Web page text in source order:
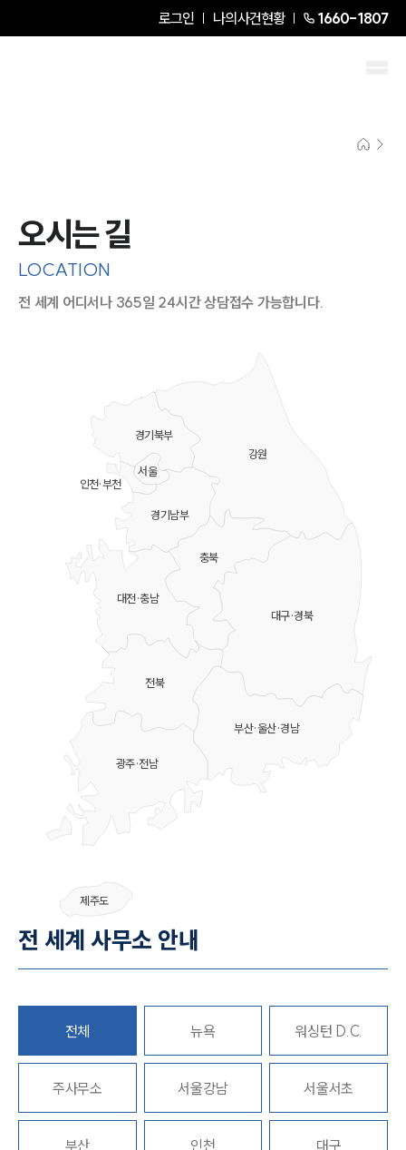
로그인 나의사건현황 1660-1807
그룹소개
대륜의 강점
오시는 길
고객의 소리
통합검색
업무사례
주요 업무사례
오시는 길
LOCATION
전 세계 어디서나 365일 24시간 상담접수 가능합니다.
강원
충북
대전·충남
대구·경북
부산·울산·경남
전북
광주·전남
제주도
경기북부
경기남부
서울
인천·부천
전 세계 사무소 안내
전체 뉴욕 워싱턴 D.C.
주사무소 서울강남 서울서초
부산 인천 대구